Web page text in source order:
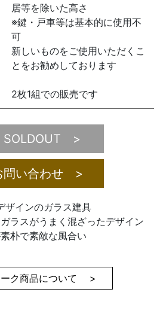
居等を除いた高さ
※鍵・戸車等は基本的に使用不
可
新しいものをご使用いただくこ
とをお勧めしております
2枚1組での販売です
>
い合わせ >
ザインのガラス建具
ラスがうまく混ざったデザイン
朴で素敵な風合い
ーク商品について >